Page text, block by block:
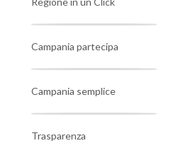
Campania partecipa
Campania semplice
Trasparenza